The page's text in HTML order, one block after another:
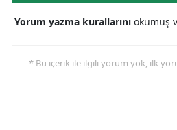
Yorum yazma kurallarını okumuş
* Bu içerik ile ilgili yorum yok, ilk